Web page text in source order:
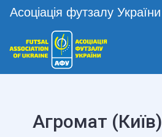
Агромат (Київ)
Асоціація футзалу України